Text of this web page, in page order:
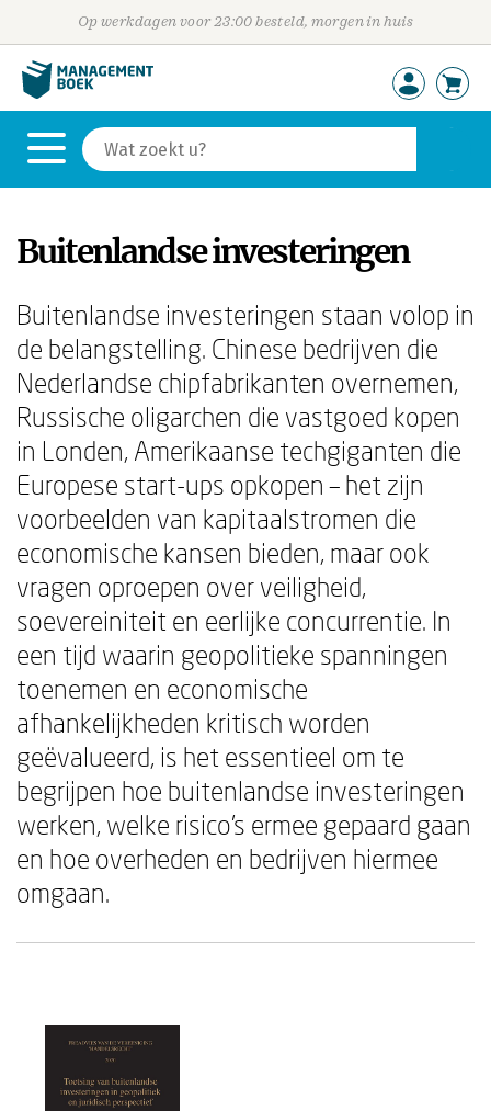
Op werkdagen voor 23:00 besteld, morgen in huis
Buitenlandse investeringen
Buitenlandse investeringen staan volop in
de belangstelling. Chinese bedrijven die
Nederlandse chipfabrikanten overnemen,
Russische oligarchen die vastgoed kopen
in Londen, Amerikaanse techgiganten die
Europese start-ups opkopen – het zijn
voorbeelden van kapitaalstromen die
economische kansen bieden, maar ook
vragen oproepen over veiligheid,
soevereiniteit en eerlijke concurrentie. In
een tijd waarin geopolitieke spanningen
toenemen en economische
afhankelijkheden kritisch worden
geëvalueerd, is het essentieel om te
begrijpen hoe buitenlandse investeringen
werken, welke risico's ermee gepaard gaan
en hoe overheden en bedrijven hiermee
omgaan.